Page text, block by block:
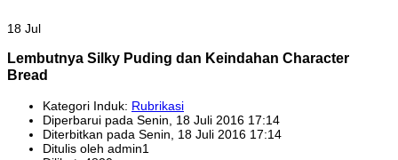
18 Jul
Lembutnya Silky Puding dan Keindahan Character
Bread
Kategori Induk: Rubrikasi
Diperbarui pada Senin, 18 Juli 2016 17:14
Diterbitkan pada Senin, 18 Juli 2016 17:14
Ditulis oleh admin1